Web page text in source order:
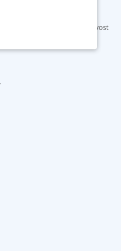
ke každému dítěti.
u dětí samostatnost,
a rozvíjíme jejich tvořivost